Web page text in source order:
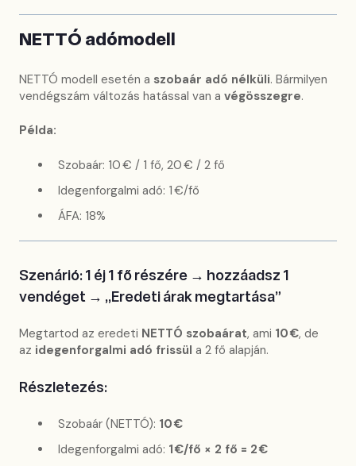
NETTÓ adómodell
NETTÓ modell esetén a szobaár adó nélküli. Bármilyen
vendégszám változás hatással van a végösszegre.
Példa:
Szobaár: 10 € / 1 fő, 20 € / 2 fő
Idegenforgalmi adó: 1 €/fő
ÁFA: 18%
Szenárió: 1 éj 1 fő részére → hozzáadsz 1
vendéget → „Eredeti árak megtartása”
Megtartod az eredeti NETTÓ szobaárat, ami 10 €, de
az idegenforgalmi adó frissül a 2 fő alapján.
Részletezés:
Szobaár (NETTÓ): 10 €
Idegenforgalmi adó: 1 €/fő × 2 fő = 2 €